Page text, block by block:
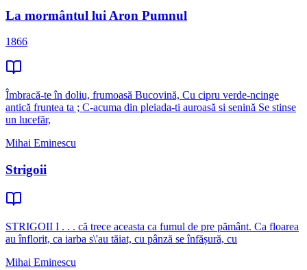
La mormântul lui Aron Pumnul
1866
Îmbracă-te în doliu, frumoasă Bucovină, Cu cipru verde-ncinge
antică fruntea ta ; C-acuma din pleiada-ti auroasă si senină Se stinse
un lucefăr,
Mihai Eminescu
Strigoii
STRIGOII I . . . că trece aceasta ca fumul de pre pământ. Ca floarea
au înflorit, ca iarba s\'au tăiat, cu pânză se înfășură, cu
Mihai Eminescu